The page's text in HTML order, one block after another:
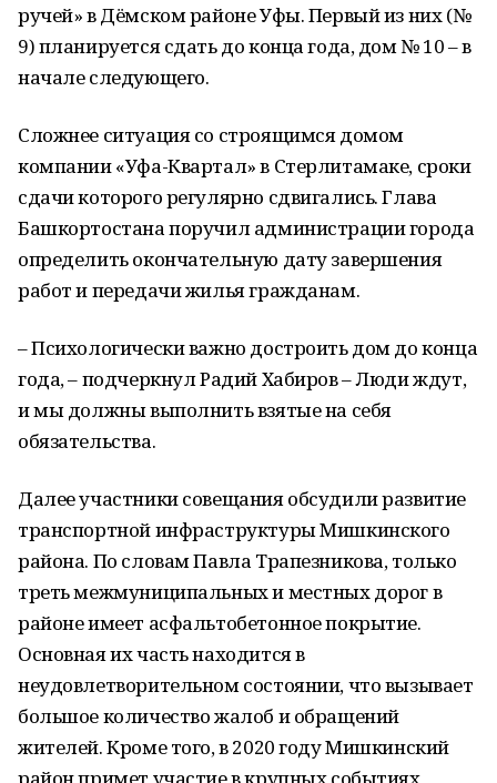
ручей» в Дёмском районе Уфы. Первый из них (№
9) планируется сдать до конца года, дом № 10 – в
начале следующего.
Сложнее ситуация со строящимся домом
компании «Уфа-Квартал» в Стерлитамаке, сроки
сдачи которого регулярно сдвигались. Глава
Башкортостана поручил администрации города
определить окончательную дату завершения
работ и передачи жилья гражданам.
– Психологически важно достроить дом до конца
года, – подчеркнул Радий Хабиров – Люди ждут,
и мы должны выполнить взятые на себя
обязательства.
Далее участники совещания обсудили развитие
транспортной инфраструктуры Мишкинского
района. По словам Павла Трапезникова, только
треть межмуниципальных и местных дорог в
районе имеет асфальтобетонное покрытие.
Основная их часть находится в
неудовлетворительном состоянии, что вызывает
большое количество жалоб и обращений
жителей. Кроме того, в 2020 году Мишкинский